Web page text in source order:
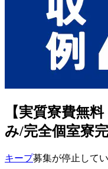
【実質寮費無
み/完全個室寮
キープ募集が停止して